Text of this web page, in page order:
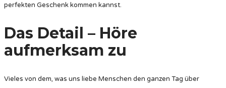
perfekten Geschenk kommen kannst.
Das Detail – Höre
aufmerksam zu
Vieles von dem, was uns liebe Menschen den ganzen Tag über